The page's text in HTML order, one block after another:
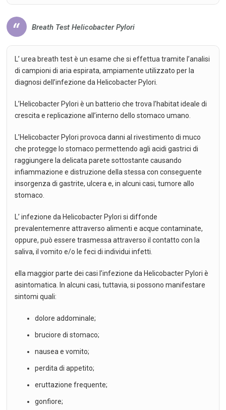
Breath Test Helicobacter Pylori
L’ urea breath test è un esame che si effettua tramite l’analisi
di campioni di aria espirata, ampiamente utilizzato per la
diagnosi dell’infezione da Helicobacter Pylori.
L’Helicobacter Pylori è un batterio che trova l’habitat ideale di
crescita e replicazione all’interno dello stomaco umano.
L’Helicobacter Pylori provoca danni al rivestimento di muco
che protegge lo stomaco permettendo agli acidi gastrici di
raggiungere la delicata parete sottostante causando
infiammazione e distruzione della stessa con conseguente
insorgenza di gastrite, ulcera e, in alcuni casi, tumore allo
stomaco.
L’ infezione da Helicobacter Pylori si diffonde
prevalentemenre attraverso alimenti e acque contaminate,
oppure, può essere trasmessa attraverso il contatto con la
saliva, il vomito e/o le feci di individui infetti.
ella maggior parte dei casi l’infezione da Helicobacter Pylori è
asintomatica. In alcuni casi, tuttavia, si possono manifestare
sintomi quali:
dolore addominale;
bruciore di stomaco;
nausea e vomito;
perdita di appetito;
eruttazione frequente;
gonfiore;